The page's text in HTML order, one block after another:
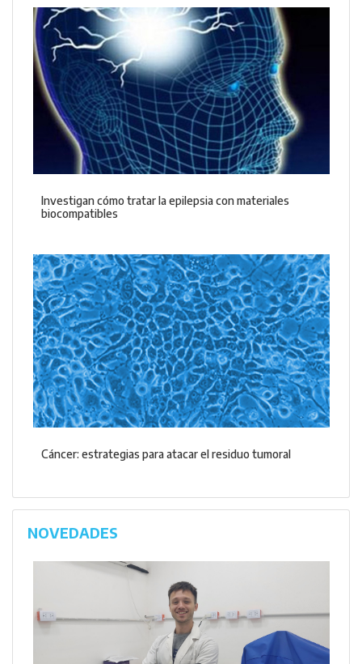
Investigan cómo tratar la epilepsia con materiales
biocompatibles
Cáncer: estrategias para atacar el residuo tumoral
NOVEDADES